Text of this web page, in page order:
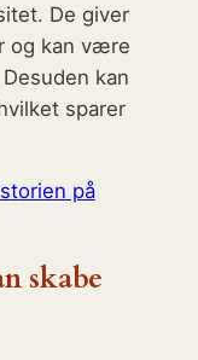
De giver
og kan være
kan
sparer
på
skabe